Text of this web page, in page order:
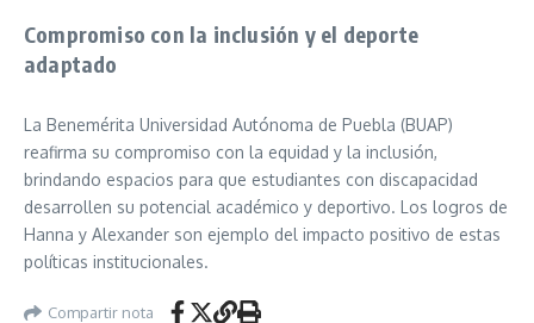
Compromiso con la inclusión y el deporte
adaptado
La Benemérita Universidad Autónoma de Puebla (BUAP)
reafirma su compromiso con la equidad y la inclusión,
brindando espacios para que estudiantes con discapacidad
desarrollen su potencial académico y deportivo. Los logros de
Hanna y Alexander son ejemplo del impacto positivo de estas
políticas institucionales.
Compartir nota